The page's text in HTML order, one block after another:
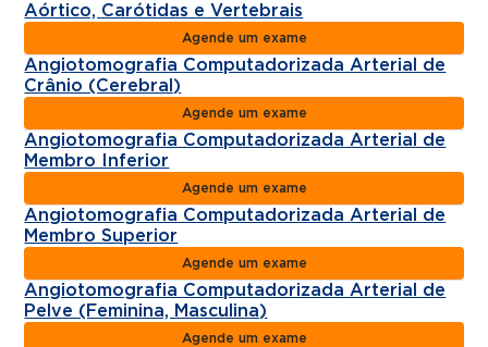
Aórtico, Carótidas e Vertebrais
Agende um exame
Angiotomografia Computadorizada Arterial de
Crânio (Cerebral)
Agende um exame
Angiotomografia Computadorizada Arterial de
Membro Inferior
Agende um exame
Angiotomografia Computadorizada Arterial de
Membro Superior
Agende um exame
Angiotomografia Computadorizada Arterial de
Pelve (Feminina, Masculina)
Agende um exame